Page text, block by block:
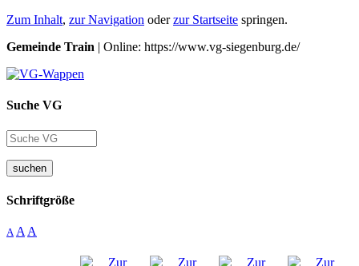
Zum Inhalt, zur Navigation oderzur Startseite springen.
Gemeinde Train | Online: https://www.vg-siegenburg.de/
Suche VG
suchen
Schriftgröße
A A A